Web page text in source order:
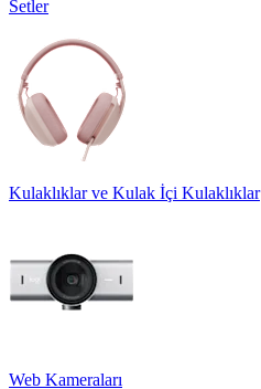
Setler
Kulaklıklar ve Kulak İçi Kulaklıklar
Web Kameraları